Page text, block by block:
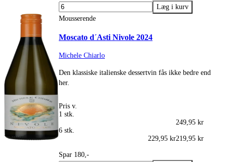
Mousserende
Moscato d´Asti Nivole 2024
Michele Chiarlo
Den klassiske italienske dessertvin fås ikke bedre end
her.
Pris v.
1 stk.
249,95 kr
6 stk.
229,95 kr219,95 kr
Spar 180,-